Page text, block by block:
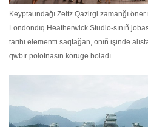
Keyptaundağı Zeitz Qazirgi zamanğı öner
Londondıq Heatherwick Studio-sınıñ
tarihi elementti saqtağan, onıñ işinde
qwbır polotnasın köruge boladı.